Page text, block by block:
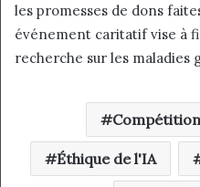
les promesses de dons
événement caritatif vise à
recherche sur les maladies
Éthique de l'IA